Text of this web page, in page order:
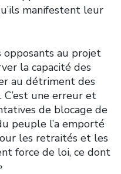
manifestent leur
opposants au projet
la capacité des
au détriment des
une erreur et
de blocage de
peuple l’a emporté
les retraités et les
force de loi, ce dont